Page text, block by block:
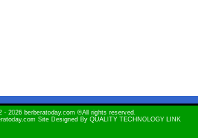
- 2026 berberatoday.com ®All rights reserved.
Site Designed By QUALITY TECHNOLOGY LINK